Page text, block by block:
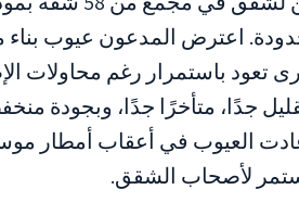
اعترض المدعون عيوب
تعود باستمرار رغم محاولات
جدًا، متأخرًا جدًا، وبجودة
العيوب في أعقاب أمطار
لأصحاب الشقق.